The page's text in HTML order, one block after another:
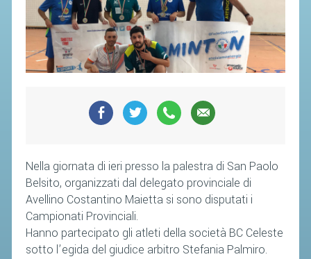
Nella giornata di ieri presso la palestra di San Paolo
Belsito, organizzati dal delegato provinciale di
Avellino Costantino Maietta si sono disputati i
Campionati Provinciali.
Hanno partecipato gli atleti della società BC Celeste
sotto l’egida del giudice arbitro Stefania Palmiro.
CALENDARIO
FIBA NAZIONALE